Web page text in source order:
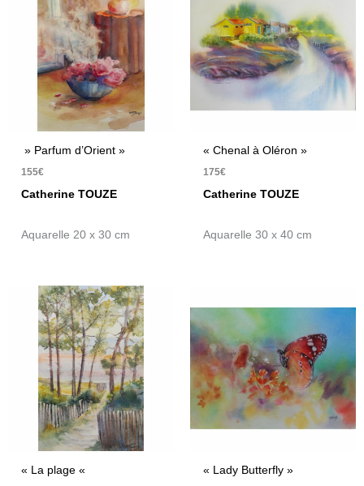
» Parfum d’Orient »
155€
Catherine TOUZE
Aquarelle 20 x 30 cm
« Chenal à Oléron »
175€
Catherine TOUZE
Aquarelle 30 x 40 cm
« La plage « « Lady Butterfly »